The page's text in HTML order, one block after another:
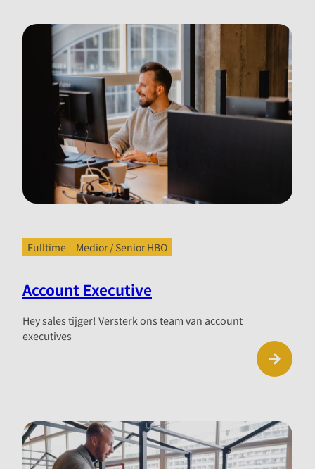
Fulltime Medior / Senior HBO
Account Executive
Hey sales tijger! Versterk ons team van account
executives